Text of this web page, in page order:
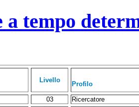
a tempo
Livello
Profilo
03
Ricercatore